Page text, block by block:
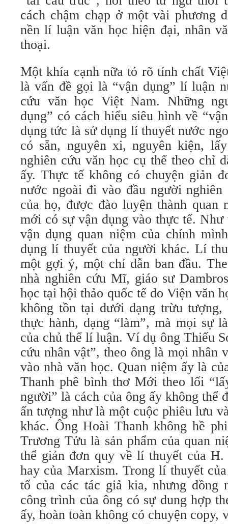
cách chậm chạp ở một vài phương
nền lí luận văn học hiện đại, nhân
thoại.
Một khía cạnh nữa tỏ rõ tính chất
là vấn đề gọi là “vận dụng” lí luận
cứu văn học Việt Nam. Những
dụng” có cách hiểu siêu hình về
dụng tức là sử dụng lí thuyết nước
có sẵn, nguyên xi, nguyên kiện,
nghiên cứu văn học cụ thể theo chỉ
ấy. Thực tế không có chuyện giản
nước ngoài đi vào đầu người
của họ, được đào luyện thành quan
mới có sự vận dụng vào thực tế.
vận dụng quan niệm của chính
dụng lí thuyết của người khác. Lí
một gợi ý, một chỉ dẫn ban đầu.
nhà nghiên cứu Mĩ, giáo sư
học tại hội thảo quốc tế do Viện văn
không tồn tại dưới dạng trừu
thực hành, dạng “làm”, mà mọi sự
của chủ thể lí luận. Ví dụ ông Thiếu
cứu nhân vật”, theo ông là mọi nhân
vào nhà văn học. Quan niệm ấy là
Thanh phê bình thơ Mới theo lối
người” là cách của ông ấy không thể
ấn tượng như là một cuộc phiêu lưu
khác. Ông Hoài Thanh không hề
Trương Tửu là sản phẩm của quan
thể giản đơn quy về lí thuyết của H.
hay của Marxism. Trong lí thuyết
tố của các tác giả kia, nhưng đồng
công trình của ông có sự dung hợp
ấy, hoàn toàn không có chuyện copy,